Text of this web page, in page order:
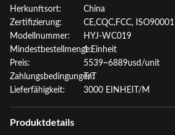
Herkunftsort:
China
Zertifizierung:
CE,CQC,FCC, ISO90001
Modellnummer:
HYJ-WC019
Mindestbestellmenge:1 Einheit
Preis:
5539~6889usd/unit
Zahlungsbedingungen:
T/T
Lieferfähigkeit:
3000 EINHEIT/M
Produktdetails